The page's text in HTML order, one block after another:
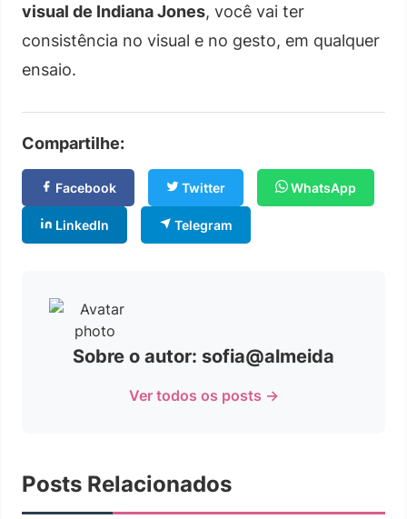
visual de Indiana Jones, você vai ter
consistência no visual e no gesto, em qualquer
ensaio.
Compartilhe:
Facebook Twitter WhatsApp
LinkedIn Telegram
Sobre o autor: sofia@almeida
Ver todos os posts →
Posts Relacionados